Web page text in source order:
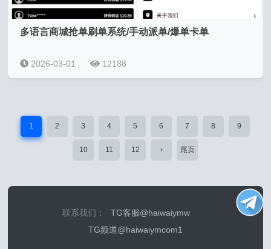
多语言商城抢单刷单系统/手动派单/爆单卡单
2026-03-01 12188
1 2 3 4 5 6 7 8 9
10 11 12 › 尾页
联系我们：
TG客服@haiwaiymw
TG频道@haiwaiymcom1